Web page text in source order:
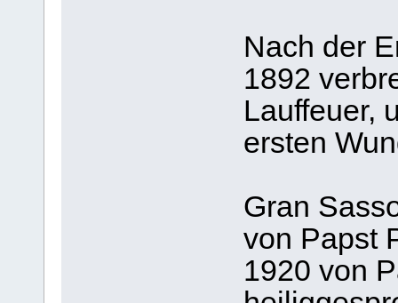
Nach der
1892
Lauffeuer,
ersten
Gran
von Papst
1920 von